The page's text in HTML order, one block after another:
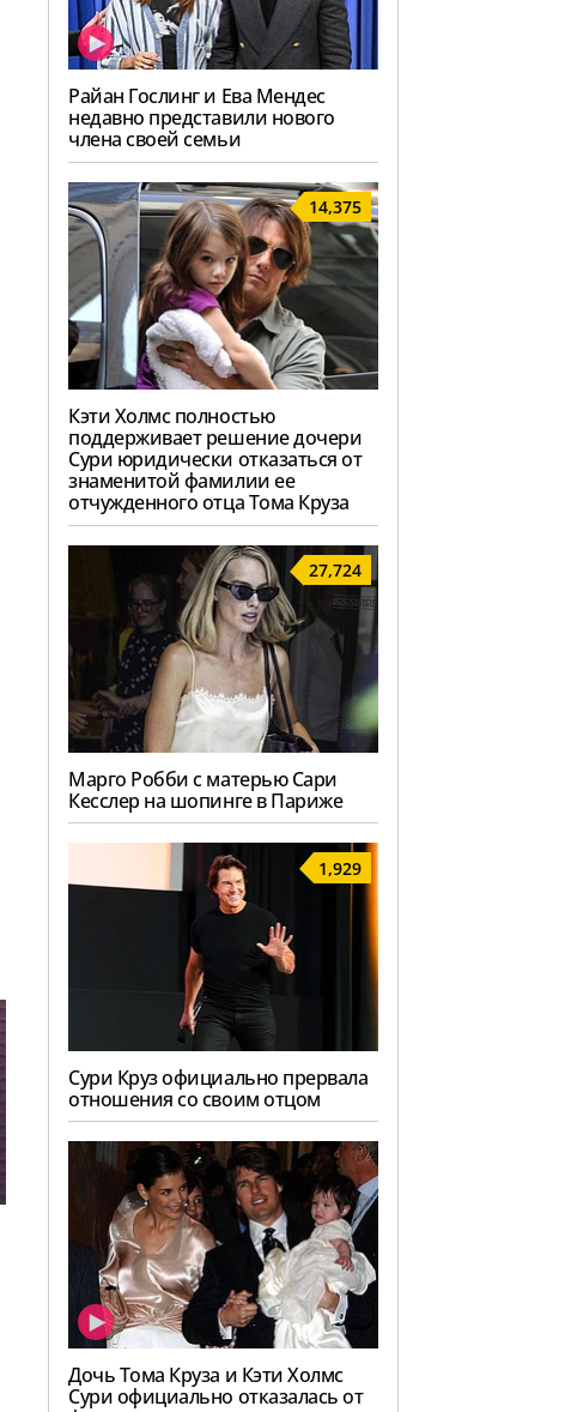
Райан Гослинг и Ева Мендес
недавно представили нового
члена своей семьи
14,375
Кэти Холмс полностью
поддерживает решение дочери
Сури юридически отказаться от
знаменитой фамилии ее
отчужденного отца Тома Круза
27,724
Марго Робби с матерью Сари
Кесслер на шопинге в Париже
1,929
Сури Круз официально прервала
отношения со своим отцом
Дочь Тома Круза и Кэти Холмс
Сури официально отказалась от